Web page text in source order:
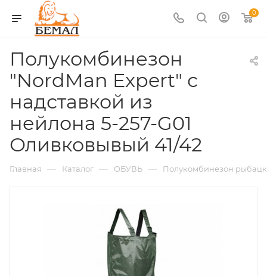
0
Полукомбинезон
"NordMan Expert" с
надставкой из
нейлона 5-257-G01
Оливковывый 41/42
Главная — Каталог — ОБУВЬ — Полукомбинезон